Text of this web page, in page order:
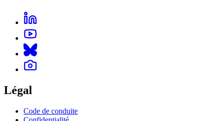
Légal
Code de conduite